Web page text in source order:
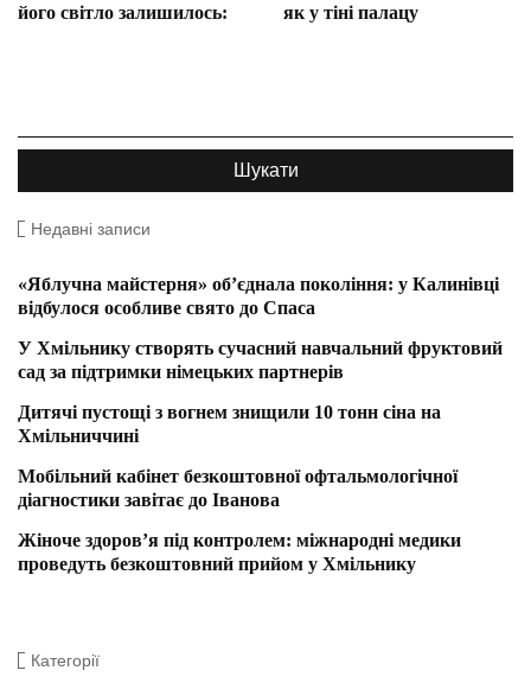
його світло залишилось:
як у тіні палацу
Недавні записи
«Яблучна майстерня» об’єднала покоління: у Калинівці
відбулося особливе свято до Спаса
У Хмільнику створять сучасний навчальний фруктовий
сад за підтримки німецьких партнерів
Дитячі пустощі з вогнем знищили 10 тонн сіна на
Хмільниччині
Мобільний кабінет безкоштовної офтальмологічної
діагностики завітає до Іванова
Жіноче здоров’я під контролем: міжнародні медики
проведуть безкоштовний прийом у Хмільнику
Категорії